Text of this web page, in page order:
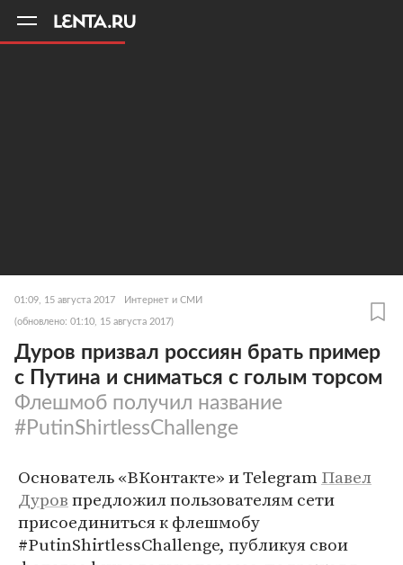
01:09, 15 августа 2017 Интернет и СМИ
(обновлено: 01:10, 15 августа 2017)
Дуров призвал россиян брать пример
с Путина и сниматься с голым торсом
Флешмоб получил название
#PutinShirtlessChallenge
Основатель «ВКонтакте» и TelegramПавел
Дуровпредложил пользователям сети
присоединиться к флешмобу
#PutinShirtlessChallenge, публикуя свои